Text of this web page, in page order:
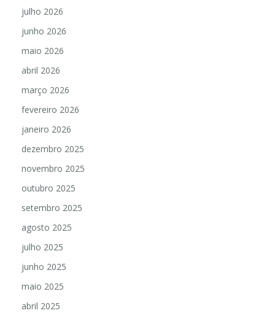
julho 2026
junho 2026
maio 2026
abril 2026
março 2026
fevereiro 2026
janeiro 2026
dezembro 2025
novembro 2025
outubro 2025
setembro 2025
agosto 2025
julho 2025
junho 2025
maio 2025
abril 2025